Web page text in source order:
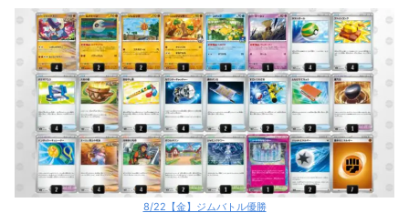
8/22【金】ジムバトル優勝